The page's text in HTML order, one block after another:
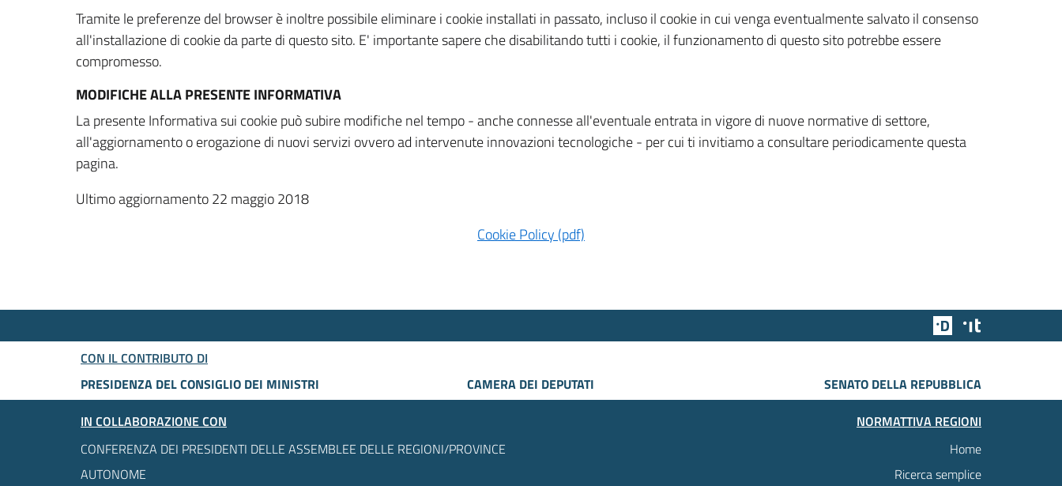
Tramite le preferenze del browser è inoltre possibile eliminare i cookie installati in passato, incluso il cookie in cui venga eventualmente salvato il consenso
all'installazione di cookie da parte di questo sito. E' importante sapere che disabilitando tutti i cookie, il funzionamento di questo sito potrebbe essere
compromesso.
MODIFICHE ALLA PRESENTE INFORMATIVA
La presente Informativa sui cookie può subire modifiche nel tempo - anche connesse all'eventuale entrata in vigore di nuove normative di settore,
all'aggiornamento o erogazione di nuovi servizi ovvero ad intervenute innovazioni tecnologiche - per cui ti invitiamo a consultare periodicamente questa
pagina.
Ultimo aggiornamento 22 maggio 2018
Cookie Policy (pdf)
Team Digitale
CON IL CONTRIBUTO DI
PRESIDENZA DEL CONSIGLIO DEI MINISTRI
CAMERA DEI DEPUTATI
SENATO DELLA REPUBBLICA
IN COLLABORAZIONE CON
CONFERENZA DEI PRESIDENTI DELLE ASSEMBLEE DELLE REGIONI/PROVINCE
AUTONOME
NORMATTIVA REGIONI
Home
Ricerca semplice